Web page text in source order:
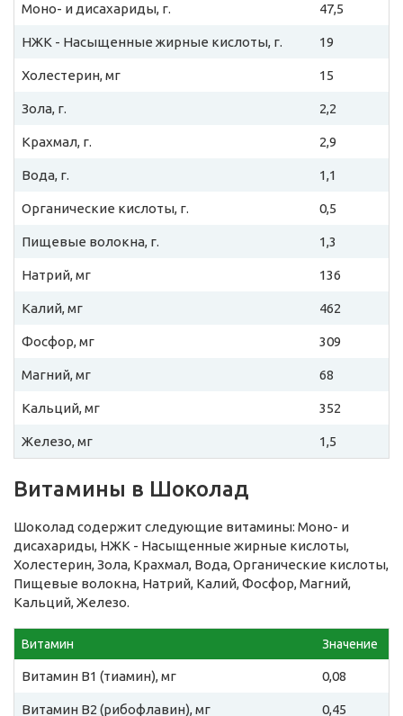
Моно- и дисахариды, г. 47,5
НЖК - Насыщенные жирные кислоты, г. 19
Холестерин, мг 15
Зола, г. 2,2
Крахмал, г. 2,9
Вода, г. 1,1
Органические кислоты, г. 0,5
Пищевые волокна, г. 1,3
Натрий, мг 136
Калий, мг 462
Фосфор, мг 309
Магний, мг 68
Кальций, мг 352
Железо, мг 1,5
Витамины в Шоколад
Шоколад содержит следующие витамины: Моно- и
дисахариды, НЖК - Насыщенные жирные кислоты,
Холестерин, Зола, Крахмал, Вода, Органические кислоты,
Пищевые волокна, Натрий, Калий, Фосфор, Магний,
Кальций, Железо.
Витамин Значение
Витамин B1 (тиамин), мг 0,08
Витамин B2 (рибофлавин), мг 0,45